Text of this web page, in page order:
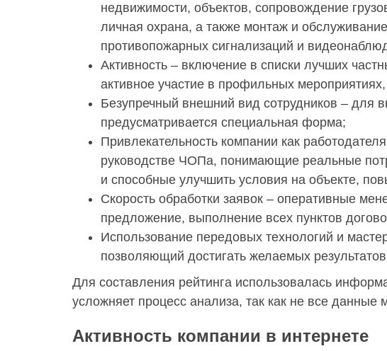
недвижимости, объектов, сопровождение
личная охрана, а также монтаж и
противопожарных сигнализаций и
Активность – включение в списки лучших
активное участие в профильных
Безупречный внешний вид сотрудников – для
предусматривается специальная форма;
Привлекательность компании как
руководстве ЧОПа, понимающие реальные
и способные улучшить условия на объекте,
Скорость обработки заявок – оперативные
предложение, выполнение всех пунктов
Использование передовых технологий и
позволяющий достигать желаемых
Для составления рейтинга использовалась
усложняет процесс анализа, так как не все данные
Активность компании в интернете